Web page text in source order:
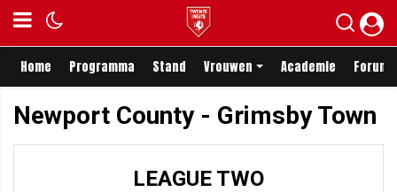
Home Programma Stand Vrouwen Academie Forum
Newport County - Grimsby Town
LEAGUE TWO